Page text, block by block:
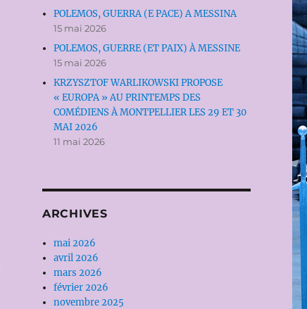
POLEMOS, GUERRA (E PACE) A MESSINA
15 mai 2026
POLEMOS, GUERRE (ET PAIX) À MESSINE
15 mai 2026
KRZYSZTOF WARLIKOWSKI PROPOSE
« EUROPA » AU PRINTEMPS DES
COMÉDIENS À MONTPELLIER LES 29 ET 30
MAI 2026
11 mai 2026
ARCHIVES
mai 2026
avril 2026
mars 2026
février 2026
novembre 2025